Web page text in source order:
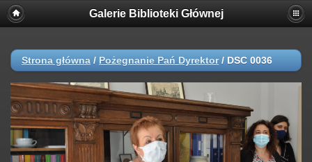
Galerie Biblioteki Głównej
Strona główna / Pożegnanie Pań Dyrektor/ DSC 0036